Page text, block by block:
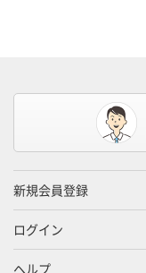
新規会員登録
ログイン
ヘルプ